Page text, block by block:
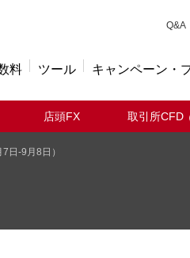
Q&A
料 ツール キャンペーン・
店頭FX 取引所CFD
日-9月8日）